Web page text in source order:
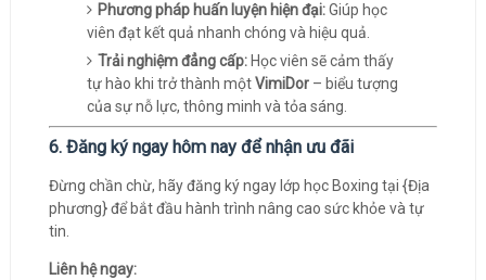
Phương pháp huấn luyện hiện đại:Giúp học
viên đạt kết quả nhanh chóng và hiệu quả.
Trải nghiệm đẳng cấp:Học viên sẽ cảm thấy
tự hào khi trở thành mộtVimiDor– biểu tượng
của sự nỗ lực, thông minh và tỏa sáng.
6. Đăng ký ngay hôm nay để nhận ưu đãi
Đừng chần chừ, hãy đăng ký ngay lớp học Boxing tại {Địa
phương} để bắt đầu hành trình nâng cao sức khỏe và tự
tin.
Liên hệ ngay: